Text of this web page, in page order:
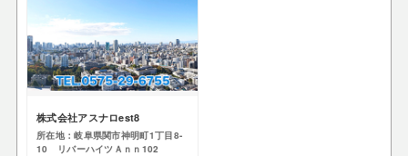
株式会社アスナロest8
所在地：岐阜県関市神明町1丁目8-
10 リバーハイツＡｎｎ102